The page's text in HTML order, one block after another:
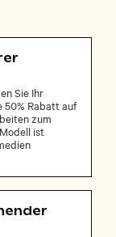
Sie Ihr
50% Rabatt auf
zum
ist